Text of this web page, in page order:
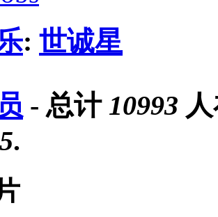
: 世诚星
- 总计 10993
.